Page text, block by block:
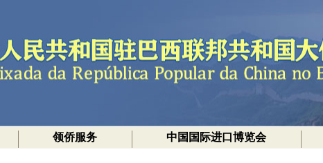
领侨服务 中国国际进口博览会